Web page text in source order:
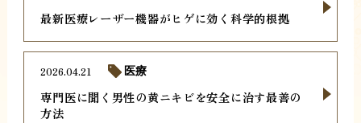
最新医療レーザー機器がヒゲに効く科学的根拠
専門医に聞く男性の黄ニキビを安全に治す最善の
方法
2026.04.21 医療